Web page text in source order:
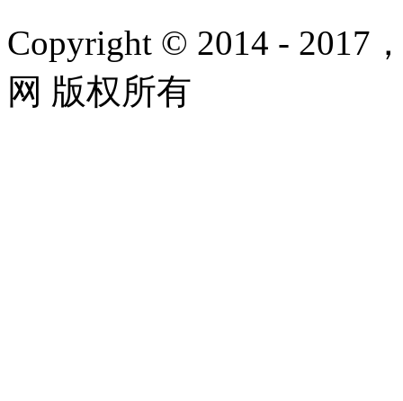
Copyright © 2014 - 2017
网 版权所有